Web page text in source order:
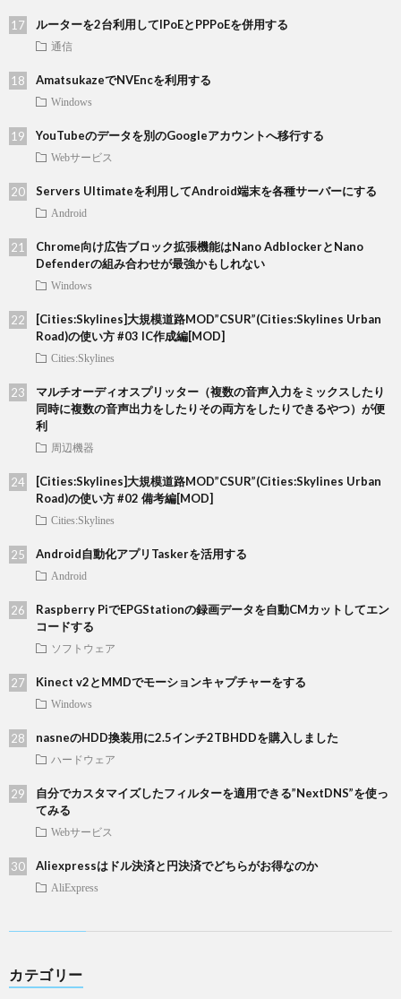
ルーターを2台利用してIPoEとPPPoEを併用する
通信
AmatsukazeでNVEncを利用する
Windows
YouTubeのデータを別のGoogleアカウントへ移行する
Webサービス
Servers Ultimateを利用してAndroid端末を各種サーバーにする
Android
Chrome向け広告ブロック拡張機能はNano AdblockerとNano
Defenderの組み合わせが最強かもしれない
Windows
[Cities:Skylines]大規模道路MOD”CSUR”(Cities:Skylines Urban
Road)の使い方 #03 IC作成編[MOD]
Cities:Skylines
マルチオーディオスプリッター（複数の音声入力をミックスしたり
同時に複数の音声出力をしたりその両方をしたりできるやつ）が便
利
周辺機器
[Cities:Skylines]大規模道路MOD”CSUR”(Cities:Skylines Urban
Road)の使い方 #02 備考編[MOD]
Cities:Skylines
Android自動化アプリTaskerを活用する
Android
Raspberry PiでEPGStationの録画データを自動CMカットしてエン
コードする
ソフトウェア
Kinect v2とMMDでモーションキャプチャーをする
Windows
nasneのHDD換装用に2.5インチ2TBHDDを購入しました
ハードウェア
自分でカスタマイズしたフィルターを適用できる”NextDNS”を使っ
てみる
Webサービス
Aliexpressはドル決済と円決済でどちらがお得なのか
AliExpress
カテゴリー